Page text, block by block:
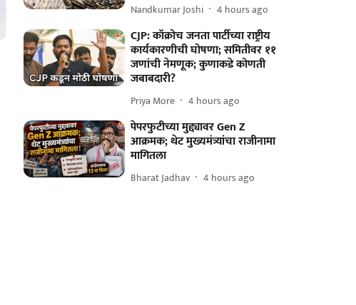
Nandkumar Joshi 4 hours ago
CJP: कॉक्रोच जनता पार्टीच्या राष्ट्रीय
कार्यकारणीची घोषणा; समितीवर ११
जणांची नेमणूक; कुणाकडे कोणती
जबाबदारी?
Priya More 4 hours ago
पेपरफुटीच्या मुद्द्यावर Gen Z
आक्रमक; थेट मुख्यमंत्र्यांचा राजीनामा
मागितला
Bharat Jadhav 4 hours ago